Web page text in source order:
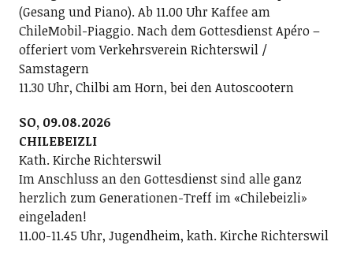
(Gesang und Piano). Ab 11.00 Uhr Kaffee am
ChileMobil-Piaggio. Nach dem Gottesdienst Apéro –
offeriert vom Verkehrsverein Richterswil /
Samstagern
11.30 Uhr, Chilbi am Horn, bei den Autoscootern
SO, 09.08.2026
CHILEBEIZLI
Kath. Kirche Richterswil
Im Anschluss an den Gottesdienst sind alle ganz
herzlich zum Generationen-Treff im «Chilebeizli»
eingeladen!
11.00-11.45 Uhr, Jugendheim, kath. Kirche Richterswil